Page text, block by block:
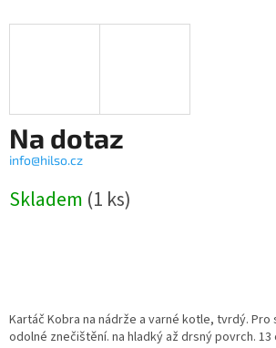
Na dotaz
info@hilso.cz
cena:
Skladem (1 ks)
Kartáč Kobra na nádrže a varné kotle, tvrdý.
odolné znečištění. na hladký až drsný povrch. 13